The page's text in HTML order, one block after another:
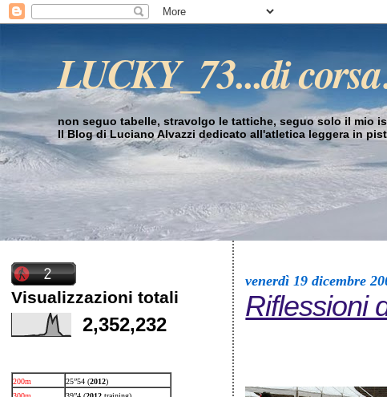
LUCKY_73...di
non seguo tabelle, stravolgo le tattiche, seguo solo il mio
Il Blog di Luciano Alvazzi dedicato all'atletica leggera in
Visualizzazioni totali
2,352,232
200m 25”54 (2012)
venerdì 19 dicembre
Riflessioni